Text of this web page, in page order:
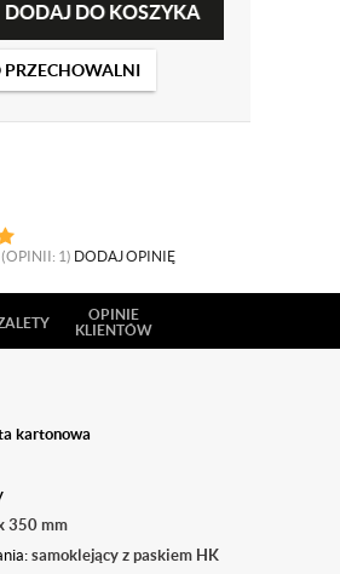
DODAJ DO KOSZYKA
PRZECHOWALNI
(OPINII: 1) DODAJ OPINIĘ
OPINIE
KLIENTÓW
kartonowa
350 mm
samoklejący z paskiem HK